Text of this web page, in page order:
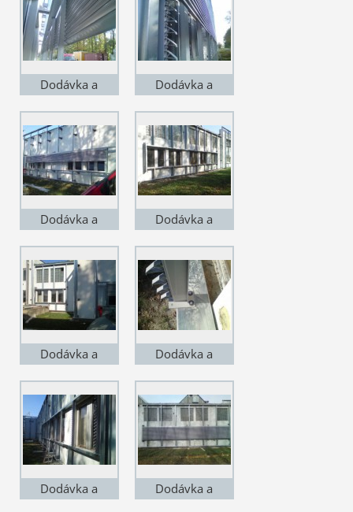
žaluzie lakované,
lineární, pohled
zevnitř na stojiny
žaluzie lakované,
lineární, pohled
zevnitř na stojiny
Dodávka a
LISI v Čejči na
jižní moravě. VZT
žaluzie lakované,
lineární
Dodávka a
LISI v Čejči na
jižní moravě. VZT
žaluzie lakované,
lineární
Dodávka a
LISI v Čejči na
jižní moravě. VZT
žaluzie lakované,
lineární
Dodávka a
LISI v Čejči na
jižní moravě. VZT
žaluzie lakované,
lineární
Dodávka a
LISI v Čejči na
jižní moravě. VZT
žaluzie lakované,
lineární
Dodávka a
LISI v Čejči na
jižní moravě. VZT
žaluzie lakované,
lineární
Dodávka a
Dodávka a